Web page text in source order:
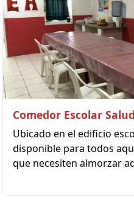
Comedor Escolar
Ubicado en el edificio
disponible para todos
que necesiten almorzar